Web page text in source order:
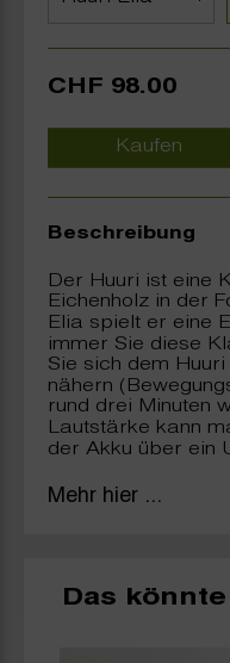
CHF 98.00
Kaufen
Beschreibung
Der Huuri ist eine
Eichenholz in der
Elia spielt er eine
immer Sie diese
Sie sich dem
nähern
rund drei Minuten
Lautstärke kann
der Akku über ein
Mehr hier ...
Das